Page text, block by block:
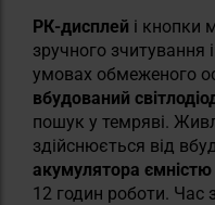
РК-дисплей і кнопки
зручного зчитування
умовах обмеженого
вбудований
пошук у темряві.
здійснюється від
акумулятора
12 годин роботи.